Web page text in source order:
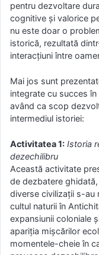
pentru dezvoltare
cognitive și valorice
nu este doar o
istorică, rezultată
interacțiuni între
Mai jos sunt
integrate cu succes în
având ca scop
intermediul istoriei:
Activitatea 1: Istoria
dezechilibru
Această activitate
de dezbatere
diverse civilizații s-au
cultul naturii în
expansiunii coloniale
apariția mișcărilor
momentele-cheie în